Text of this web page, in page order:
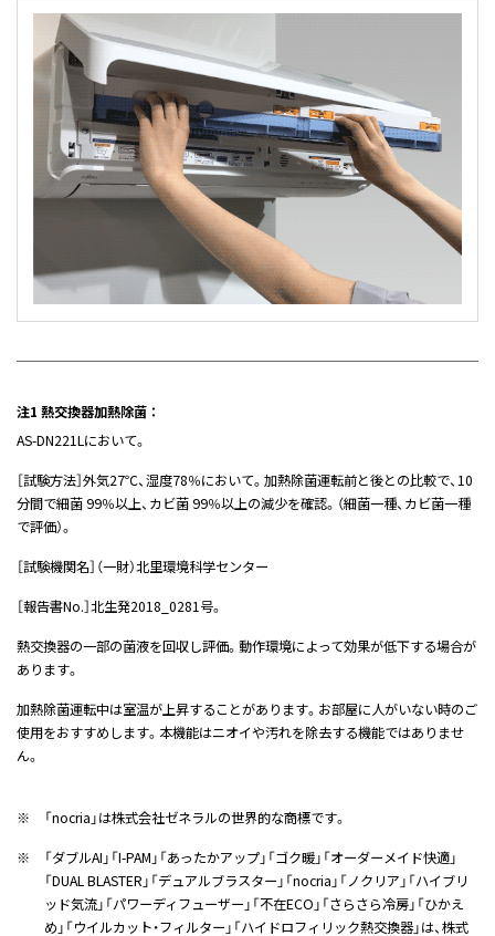
注1 熱交換器加熱除菌 ：
AS-DN221Lにおいて。
［試験方法］外気27℃、湿度78％において。加熱除菌運転前と後との比較で、10
分間で細菌 99％以上、カビ菌 99％以上の減少を確認。（細菌一種、カビ菌一種
で評価）。
［試験機関名］（一財）北里環境科学センター
［報告書No.］北生発2018_0281号。
熱交換器の一部の菌液を回収し評価。動作環境によって効果が低下する場合が
あります。
加熱除菌運転中は室温が上昇することがあります。お部屋に人がいない時のご
使用をおすすめします。本機能はニオイや汚れを除去する機能ではありませ
ん。
※
「nocria」は株式会社ゼネラルの世界的な商標です。
※
「ダブルAI」「I-PAM」「あったかアップ」「ゴク暖」「オーダーメイド快適」
「DUAL BLASTER」「デュアルブラスター」「nocria」「ノクリア」「ハイブリ
ッド気流」「パワーディフューザー」「不在ECO」「さらさら冷房」「ひかえ
め」「ウイルカット・フィルター」「ハイドロフィリック熱交換器」は、株式